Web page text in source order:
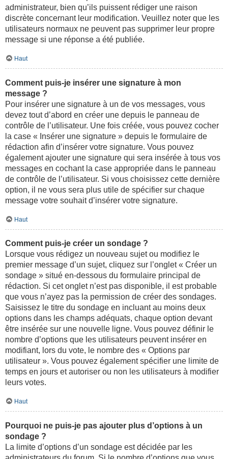
administrateur, bien qu’ils puissent rédiger une raison
discrète concernant leur modification. Veuillez noter que les
utilisateurs normaux ne peuvent pas supprimer leur propre
message si une réponse a été publiée.
Haut
Comment puis-je insérer une signature à mon
message ?
Pour insérer une signature à un de vos messages, vous
devez tout d’abord en créer une depuis le panneau de
contrôle de l’utilisateur. Une fois créée, vous pouvez cocher
la case « Insérer une signature » depuis le formulaire de
rédaction afin d’insérer votre signature. Vous pouvez
également ajouter une signature qui sera insérée à tous vos
messages en cochant la case appropriée dans le panneau
de contrôle de l’utilisateur. Si vous choisissez cette dernière
option, il ne vous sera plus utile de spécifier sur chaque
message votre souhait d’insérer votre signature.
Haut
Comment puis-je créer un sondage ?
Lorsque vous rédigez un nouveau sujet ou modifiez le
premier message d’un sujet, cliquez sur l’onglet « Créer un
sondage » situé en-dessous du formulaire principal de
rédaction. Si cet onglet n’est pas disponible, il est probable
que vous n’ayez pas la permission de créer des sondages.
Saisissez le titre du sondage en incluant au moins deux
options dans les champs adéquats, chaque option devant
être insérée sur une nouvelle ligne. Vous pouvez définir le
nombre d’options que les utilisateurs peuvent insérer en
modifiant, lors du vote, le nombre des « Options par
utilisateur ». Vous pouvez également spécifier une limite de
temps en jours et autoriser ou non les utilisateurs à modifier
leurs votes.
Haut
Pourquoi ne puis-je pas ajouter plus d’options à un
sondage ?
La limite d’options d’un sondage est décidée par les